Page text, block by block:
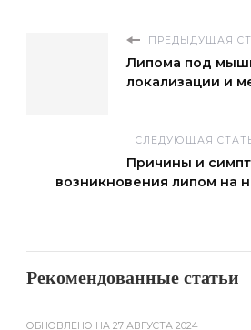
ПРЕДЫДУЩАЯ
Липома под
локализации и
СЛЕДУЮЩАЯ
Причины и
возникновения липом на
Рекомендованные статьи
ОБНОВЛЕНО НА 27 АВГУСТА 2024